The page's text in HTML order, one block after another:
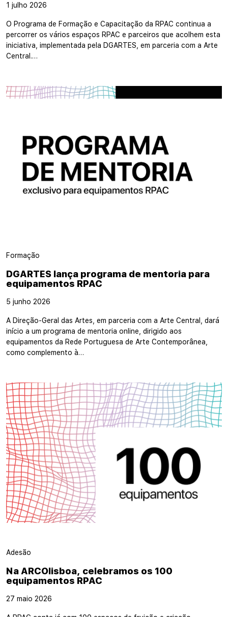
1 julho 2026
O Programa de Formação e Capacitação da RPAC continua a
percorrer os vários espaços RPAC e parceiros que acolhem esta
iniciativa, implementada pela DGARTES, em parceria com a Arte
Central.…
Formação
DGARTES lança programa de mentoria para
equipamentos RPAC
5 junho 2026
A Direção-Geral das Artes, em parceria com a Arte Central, dará
início a um programa de mentoria online, dirigido aos
equipamentos da Rede Portuguesa de Arte Contemporânea,
como complemento à…
Adesão
Na ARCOlisboa, celebramos os 100
equipamentos RPAC
27 maio 2026